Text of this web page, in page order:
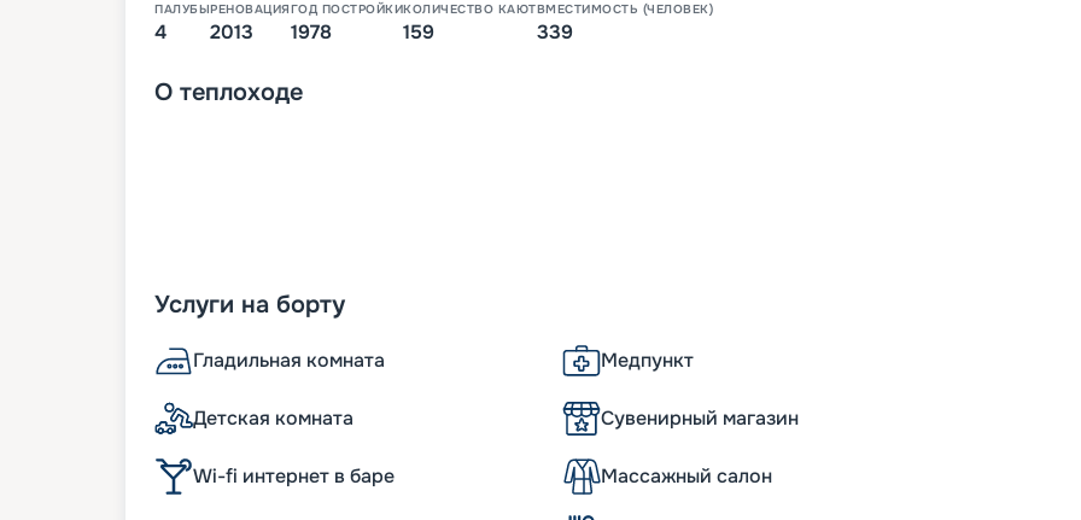
ПАЛУБЫ
4
РЕНОВАЦИЯ
2013
ГОД ПОСТРОЙКИ
1978
КОЛИЧЕСТВО КАЮТ
159
ВМЕСТИМОСТЬ (ЧЕЛОВЕК)
339
О теплоходе
Услуги на борту
Гладильная комната Медпункт
Детская комната Сувенирный магазин
Wi-fi интернет в баре Массажный салон